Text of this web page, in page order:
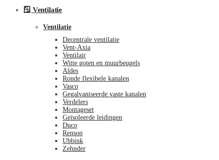
🪟 Ventilatie
Ventilatie
Decentrale ventilatie
Vent-Axia
Ventilair
Witte goten en muurbeugels
Aldes
Ronde flexibele kanalen
Vasco
Gegalvaniseerde vaste kanalen
Verdelers
Montageset
Geïsoleerde leidingen
Duco
Renson
Ubbink
Zehnder